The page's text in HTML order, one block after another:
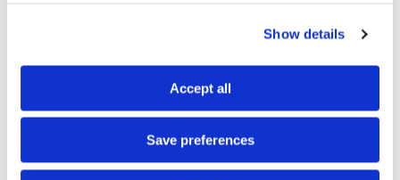
Show details
Accept all
Save preferences